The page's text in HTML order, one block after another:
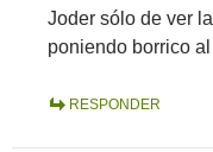
Joder sólo de ver
poniendo borrico
RESPONDER